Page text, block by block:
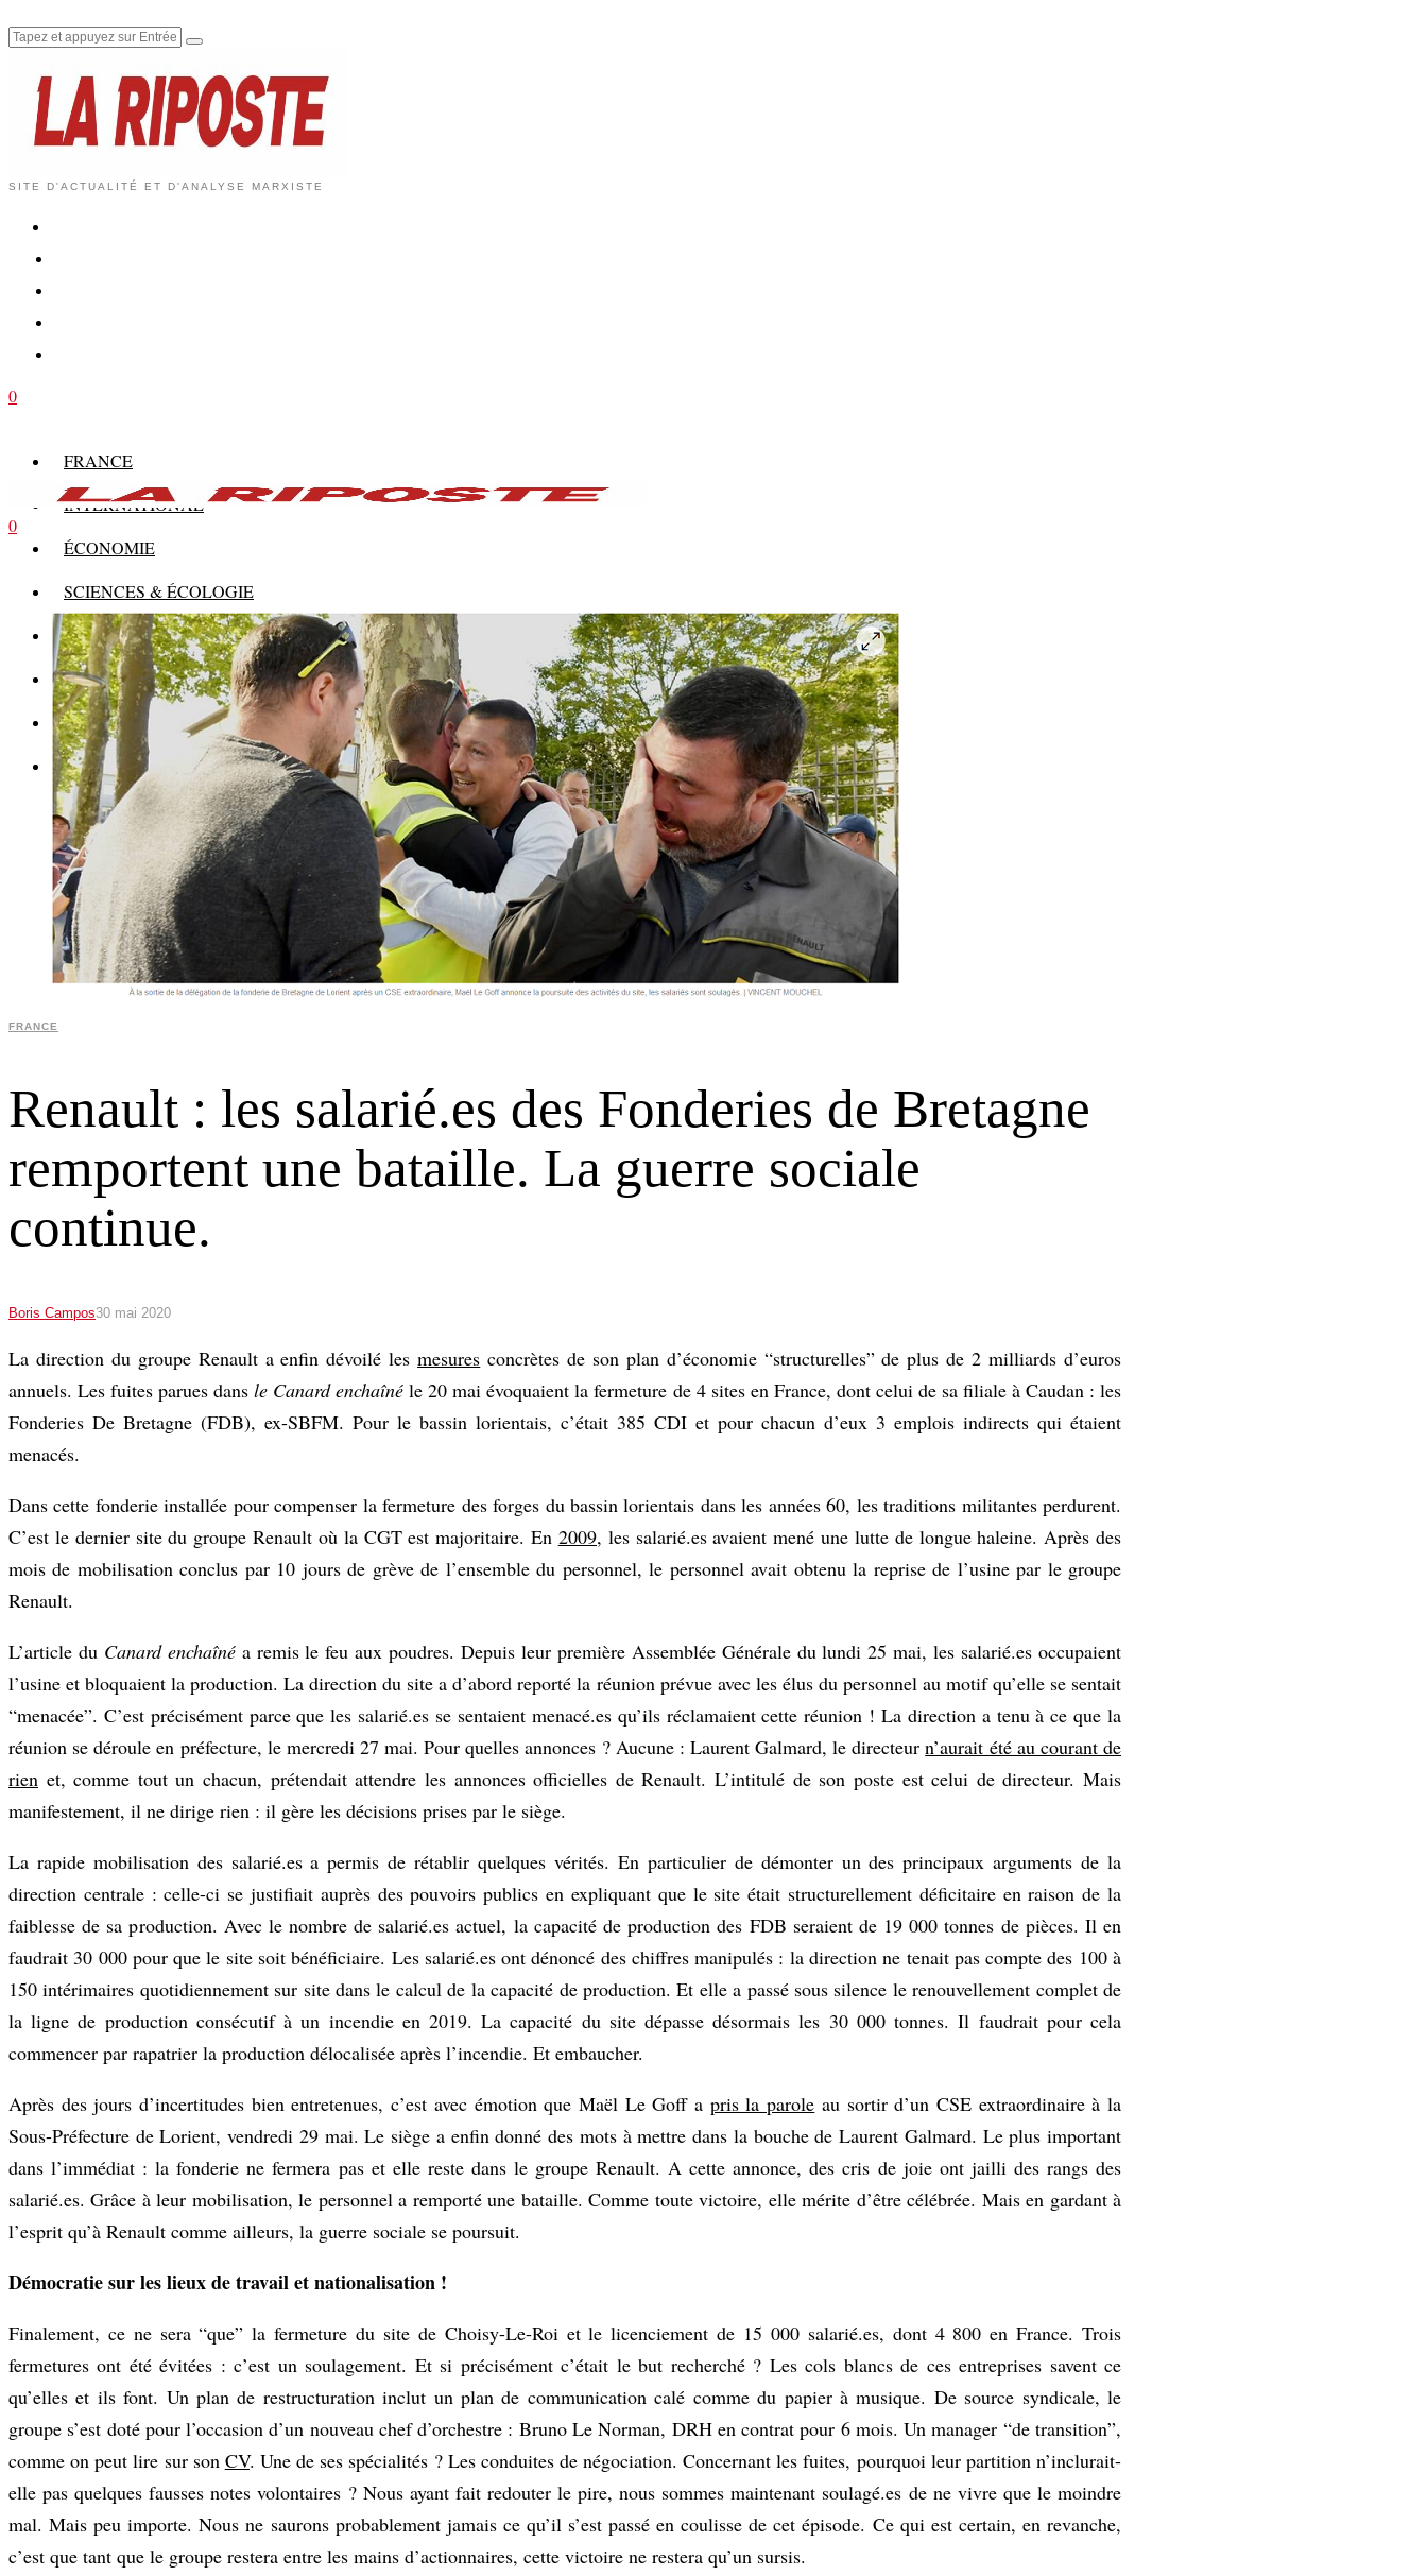
SITE D'ACTUALITÉ ET D'ANALYSE MARXISTE
0
FRANCE
INTERNATIONAL
ÉCONOMIE
SCIENCES & ÉCOLOGIE
HISTOIRE
THÉORIE
CULTURE
MULTIMÉDIAS
0
FRANCE
Renault : les salarié.es des Fonderies de Bretagne
remportent une bataille. La guerre sociale
continue.
Boris Campos30 mai 2020
La direction du groupe Renault a enfin dévoilé lesmesures concrètes de son plan d’économie “structurelles” de plus de 2 milliards d’euros
annuels. Les fuites parues dansle Canard enchaîné le 20 mai évoquaient la fermeture de 4 sites en France, dont celui de sa filiale à Caudan : les
Fonderies De Bretagne (FDB), ex-SBFM. Pour le bassin lorientais, c’était 385 CDI et pour chacun d’eux 3 emplois indirects qui étaient
menacés.
Dans cette fonderie installée pour compenser la fermeture des forges du bassin lorientais dans les années 60, les traditions militantes perdurent.
C’est le dernier site du groupe Renault où la CGT est majoritaire. En 2009, les salarié.es avaient mené une lutte de longue haleine. Après des
mois de mobilisation conclus par 10 jours de grève de l’ensemble du personnel, le personnel avait obtenu la reprise de l’usine par le groupe
Renault.
L’article du Canard enchaînéa remis le feu aux poudres. Depuis leur première Assemblée Générale du lundi 25 mai, les salarié.es occupaient
l’usine et bloquaient la production. La direction du site a d’abord reporté la réunion prévue avec les élus du personnel au motif qu’elle se sentait
“menacée”. C’est précisément parce que les salarié.es se sentaient menacé.es qu’ils réclamaient cette réunion ! La direction a tenu à ce que la
réunion se déroule en préfecture, le mercredi 27 mai. Pour quelles annonces ? Aucune : Laurent Galmard, le directeurn’aurait été au courant de
rien et, comme tout un chacun, prétendait attendre les annonces officielles de Renault. L’intitulé de son poste est celui de directeur. Mais
manifestement, il ne dirige rien : il gère les décisions prises par le siège.
La rapide mobilisation des salarié.es a permis de rétablir quelques vérités. En particulier de démonter un des principaux arguments de la
direction centrale : celle-ci se justifiait auprès des pouvoirs publics en expliquant que le site était structurellement déficitaire en raison de la
faiblesse de sa production. Avec le nombre de salarié.es actuel, la capacité de production des FDB seraient de 19 000 tonnes de pièces. Il en
faudrait 30 000 pour que le site soit bénéficiaire. Les salarié.es ont dénoncé des chiffres manipulés : la direction ne tenait pas compte des 100 à
150 intérimaires quotidiennement sur site dans le calcul de la capacité de production. Et elle a passé sous silence le renouvellement complet de
la ligne de production consécutif à un incendie en 2019. La capacité du site dépasse désormais les 30 000 tonnes. Il faudrait pour cela
commencer par rapatrier la production délocalisée après l’incendie. Et embaucher.
Après des jours d’incertitudes bien entretenues, c’est avec émotion que Maël Le Goff a pris la parole au sortir d’un CSE extraordinaire à la
Sous-Préfecture de Lorient, vendredi 29 mai. Le siège a enfin donné des mots à mettre dans la bouche de Laurent Galmard. Le plus important
dans l’immédiat : la fonderie ne fermera pas et elle reste dans le groupe Renault. A cette annonce, des cris de joie ont jailli des rangs des
salarié.es. Grâce à leur mobilisation, le personnel a remporté une bataille. Comme toute victoire, elle mérite d’être célébrée. Mais en gardant à
l’esprit qu’à Renault comme ailleurs, la guerre sociale se poursuit.
Démocratie sur les lieux de travail et nationalisation !
Finalement, ce ne sera “que” la fermeture du site de Choisy-Le-Roi et le licenciement de 15 000 salarié.es, dont 4 800 en France. Trois
fermetures ont été évitées : c’est un soulagement. Et si précisément c’était le but recherché ? Les cols blancs de ces entreprises savent ce
qu’elles et ils font. Un plan de restructuration inclut un plan de communication calé comme du papier à musique. De source syndicale, le
groupe s’est doté pour l’occasion d’un nouveau chef d’orchestre : Bruno Le Norman, DRH en contrat pour 6 mois. Un manager “de transition”,
comme on peut lire sur son CV. Une de ses spécialités ? Les conduites de négociation. Concernant les fuites, pourquoi leur partition n’inclurait-
elle pas quelques fausses notes volontaires ? Nous ayant fait redouter le pire, nous sommes maintenant soulagé.es de ne vivre que le moindre
mal. Mais peu importe. Nous ne saurons probablement jamais ce qu’il s’est passé en coulisse de cet épisode. Ce qui est certain, en revanche,
c’est que tant que le groupe restera entre les mains d’actionnaires, cette victoire ne restera qu’un sursis.